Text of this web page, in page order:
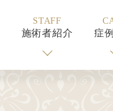
STAFF
施術者紹介
症